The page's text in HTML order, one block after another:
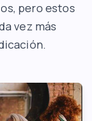
pero estos
vez más